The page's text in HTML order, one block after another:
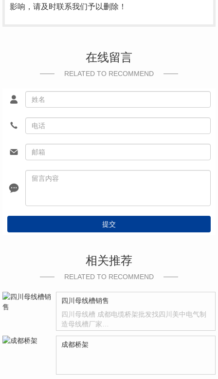
影响，请及时联系我们予以删除！
在线留言
RELATED TO RECOMMEND
提交
相关推荐
RELATED TO RECOMMEND
四川母线槽销售
四川母线槽 成都电缆桥架批发找四川美中电气制
造母线槽厂家…
成都桥架